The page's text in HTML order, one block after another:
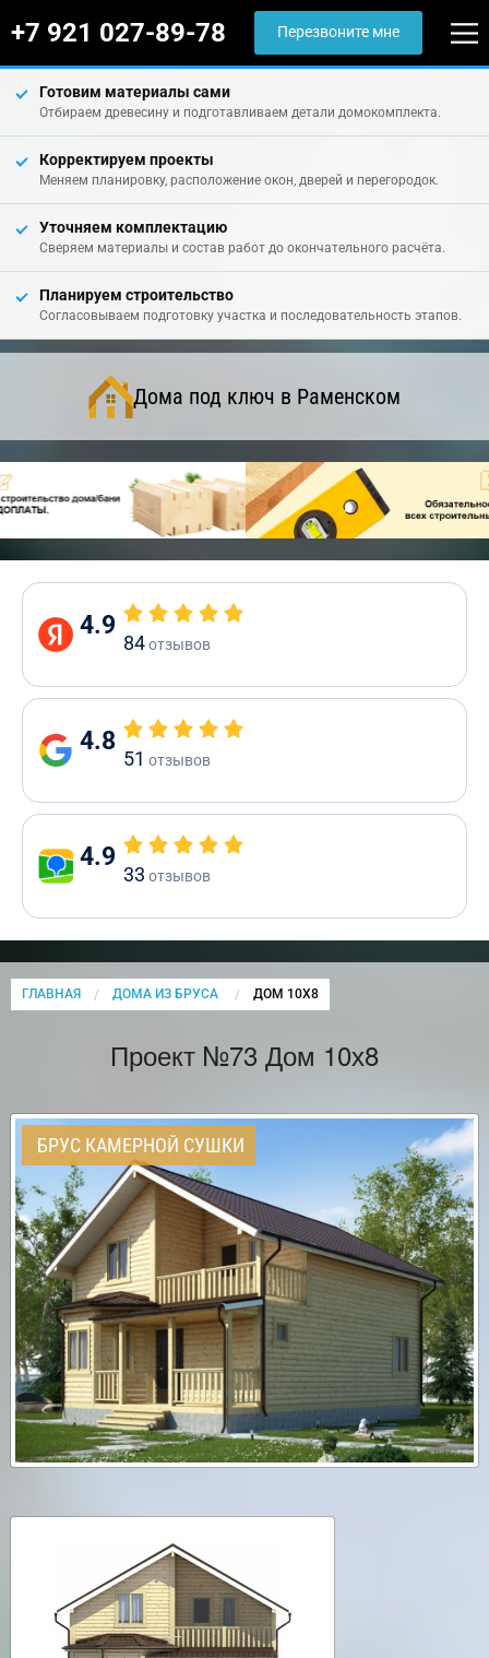
+7 921 027-89-78 Перезвоните мне
Готовим материалы сами
Отбираем древесину и подготавливаем детали домокомплекта.
Корректируем проекты
Меняем планировку, расположение окон, дверей и перегородок.
Уточняем комплектацию
Сверяем материалы и состав работ до окончательного расчёта.
Планируем строительство
Согласовываем подготовку участка и последовательность этапов.
Дома под ключ в Раменском
4.9
84отзывов
4.8
51 отзывов
4.9
33 отзывов
ГЛАВНАЯ ДОМА ИЗ БРУСА CURRENT:
ДОМ 10Х8
Проект №73 Дом 10х8
БРУС КАМЕРНОЙ СУШКИ